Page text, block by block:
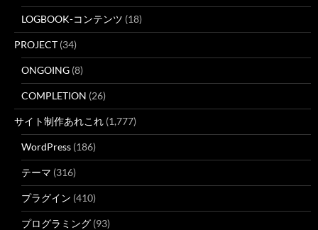
LOGBOOK-コンテンツ (18)
PROJECT (34)
ONGOING (8)
COMPLETION (26)
サイト制作あれこれ (1,777)
WordPress (186)
テーマ (316)
プラグイン (410)
プログラミング (93)